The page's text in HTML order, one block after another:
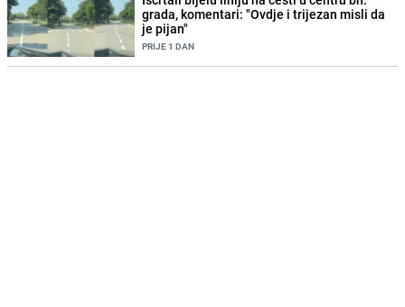
grada, komentari: "Ovdje i trijezan misli da
je pijan"
PRIJE 1 DAN